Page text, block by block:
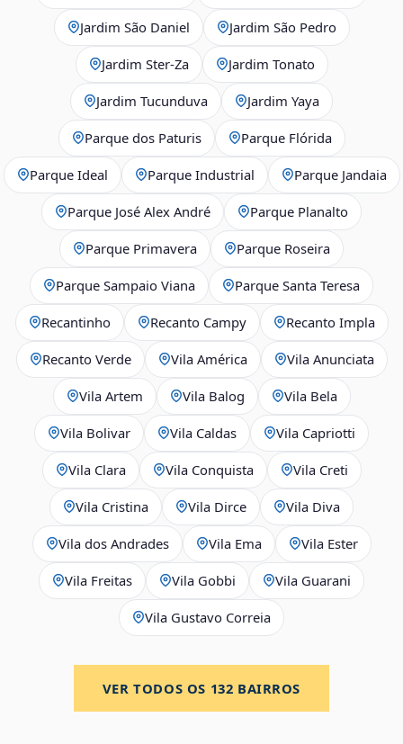
Jardim São Daniel Jardim São Pedro
Jardim Ster‑Za Jardim Tonato
Jardim Tucunduva Jardim Yaya
Parque dos Paturis Parque Flórida
Parque Ideal Parque Industrial Parque Jandaia
Parque José Alex André Parque Planalto
Parque Primavera Parque Roseira
Parque Sampaio Viana Parque Santa Teresa
Recantinho Recanto Campy Recanto Impla
Recanto Verde Vila América Vila Anunciata
Vila Artem Vila Balog Vila Bela
Vila Bolivar Vila Caldas Vila Capriotti
Vila Clara Vila Conquista Vila Creti
Vila Cristina Vila Dirce Vila Diva
Vila dos Andrades Vila Ema Vila Ester
Vila Freitas Vila Gobbi Vila Guarani
Vila Gustavo Correia
VER TODOS OS 132 BAIRROS